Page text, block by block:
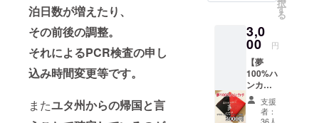
泊日数が増えたり、
その前後の調整。
それによるPCR検査の申し
込み時間変更等です。
またユタ州からの帰国と言
せ体現し続
ける競技者
であり、講
演家であ
り、企業や
教育現場な
どでも多角
セージ
もお届
しま
す。
へテツ
ローよ
りお礼
のメッ
セージ
動画を
お送り
しま
す。 ３
択
す
る
3,0
00 円
【夢
100%ハ
ンカチ&
テツ
ローお
礼メッ
支援
者：